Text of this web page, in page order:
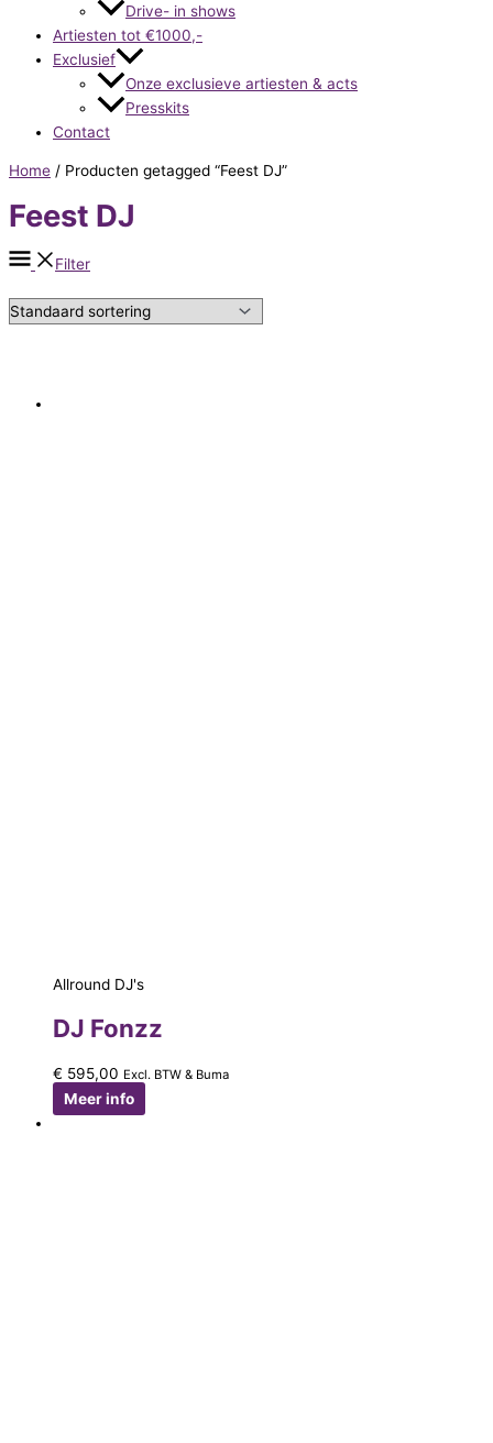
Drive- in shows
Artiesten tot €1000,-
Exclusief
Onze exclusieve artiesten & acts
Presskits
Contact
Home / Producten getagged “Feest DJ”
Feest DJ
Filter
Allround DJ's
DJ Fonzz
€ 595,00 Excl. BTW & Buma
Meer info